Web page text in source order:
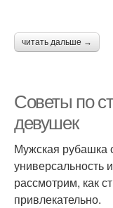
читать дальше →
Советы по
девушек
Мужская рубашка
универсальность
рассмотрим, как
привлекательно.